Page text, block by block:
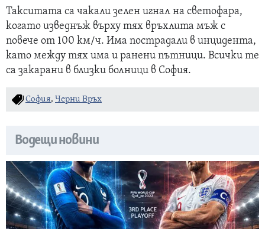
Такситата са чакали зелен игнал на светофара,
когато изведнъж върху тях връхлита мъж с
повече от 100 км/ч. Има пострадали в инцидента,
като между тях има и ранени пътници. Всички те
са закарани в близки болници в София.
София, Черни Връх
Водещи новини